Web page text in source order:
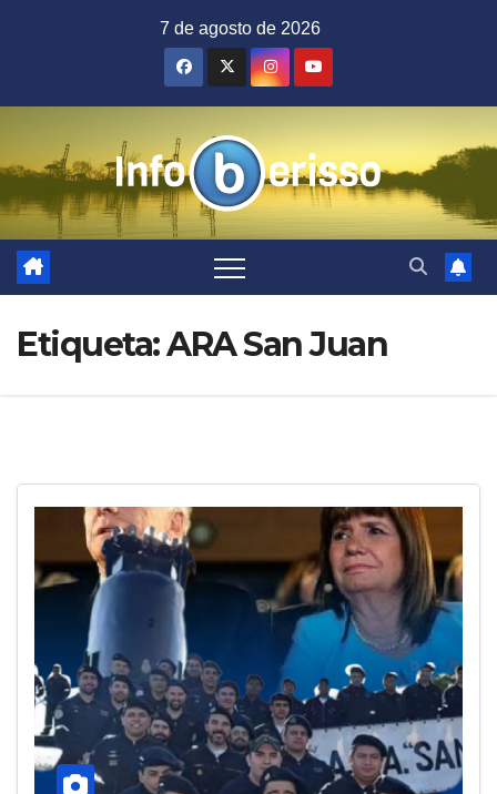
7 de agosto de 2026
Etiqueta:ARA San Juan